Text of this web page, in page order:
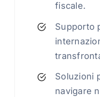
fiscale.
Supporto
Soluzioni
navigare